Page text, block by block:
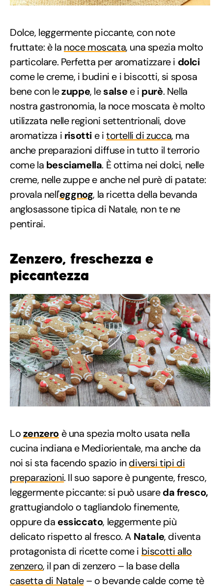
Dolce, leggermente piccante, con note
fruttate: è la noce moscata, una spezia molto
particolare. Perfetta per aromatizzare i dolci
come le creme, i budini e i biscotti, si sposa
bene con lezuppe, lesalsee i purè. Nella
nostra gastronomia, la noce moscata è molto
utilizzata nelle regioni settentrionali, dove
aromatizza i risotti e itortelli di zucca, ma
anche preparazioni diffuse in tutto il terrorio
come la besciamella. È ottima nei dolci, nelle
creme, nelle zuppe e anche nel purè di patate:
provala nell'eggnog, la ricetta della bevanda
anglosassone tipica di Natale, non te ne
pentirai.
Zenzero, freschezza e
piccantezza
Lozenzero è una spezia molto usata nella
cucina indiana e Mediorientale, ma anche da
noi si sta facendo spazio indiversi tipi di
preparazioni. Il suo sapore è pungente, fresco,
leggermente piccante: si può usareda fresco,
grattugiandolo o tagliandolo finemente,
oppure da essiccato, leggermente più
delicato rispetto al fresco. A Natale, diventa
protagonista di ricette come i biscotti allo
zenzero, il pan di zenzero – la base della
casetta di Natale– o bevande calde come tè